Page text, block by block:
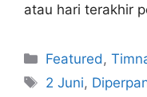
atau hari terakhir
Featured ,
2 Juni,